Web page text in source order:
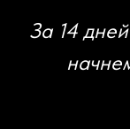
За 14